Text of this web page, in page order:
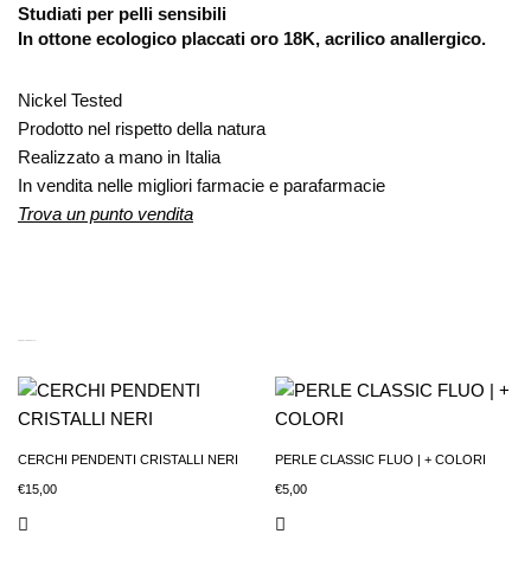
Studiati per pelli sensibili
In ottone ecologico placcati oro 18K, acrilico anallergico.
Nickel Tested
Prodotto nel rispetto della natura
Realizzato a mano in Italia
In vendita nelle migliori farmacie e parafarmacie
Trova un punto vendita
CERCHI PENDENTI CRISTALLI NERI
€15,00
PERLE CLASSIC FLUO | + COLORI
€5,00